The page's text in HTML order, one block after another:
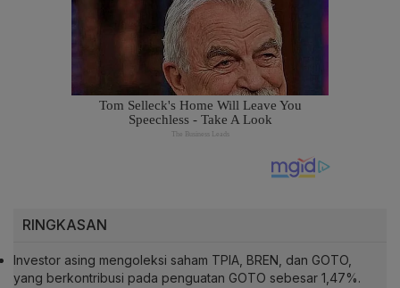
RINGKASAN
Investor asing mengoleksi saham TPIA, BREN, dan GOTO,
yang berkontribusi pada penguatan GOTO sebesar 1,47%.